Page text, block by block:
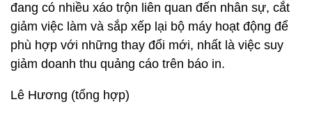
đang có nhiều xáo trộn liên quan đến nhân sự, cắt
giảm việc làm và sắp xếp lại bộ máy hoạt động để
phù hợp với những thay đổi mới, nhất là việc suy
giảm doanh thu quảng cáo trên báo in.
Lê Hương (tổng hợp)